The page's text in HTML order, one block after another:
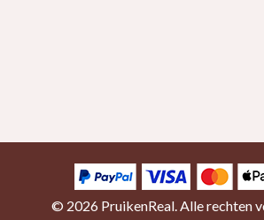
© 2026 PruikenReal. Alle rechten